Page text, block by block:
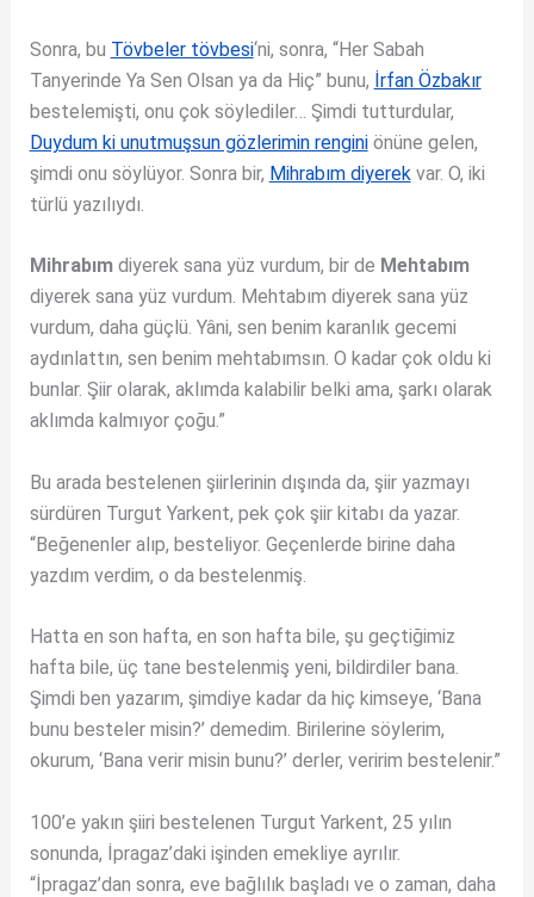
Sonra, bu Tövbeler tövbesi‘ni, sonra, “Her Sabah
Tanyerinde Ya Sen Olsan ya da Hiç” bunu, İrfan Özbakır
bestelemişti, onu çok söylediler… Şimdi tutturdular,
Duydum ki unutmuşsun gözlerimin renginiönüne gelen,
şimdi onu söylüyor. Sonra bir, Mihrabım diyerek var. O, iki
türlü yazılıydı.
Mihrabımdiyerek sana yüz vurdum, bir de Mehtabım
diyerek sana yüz vurdum. Mehtabım diyerek sana yüz
vurdum, daha güçlü. Yâni, sen benim karanlık gecemi
aydınlattın, sen benim mehtabımsın. O kadar çok oldu ki
bunlar. Şiir olarak, aklımda kalabilir belki ama, şarkı olarak
aklımda kalmıyor çoğu.”
Bu arada bestelenen şiirlerinin dışında da, şiir yazmayı
sürdüren Turgut Yarkent, pek çok şiir kitabı da yazar.
“Beğenenler alıp, besteliyor. Geçenlerde birine daha
yazdım verdim, o da bestelenmiş.
Hatta en son hafta, en son hafta bile, şu geçtiğimiz
hafta bile, üç tane bestelenmiş yeni, bildirdiler bana.
Şimdi ben yazarım, şimdiye kadar da hiç kimseye, ‘Bana
bunu besteler misin?’ demedim. Birilerine söylerim,
okurum, ‘Bana verir misin bunu?’ derler, veririm bestelenir.”
100’e yakın şiiri bestelenen Turgut Yarkent, 25 yılın
sonunda, İpragaz’daki işinden emekliye ayrılır.
“İpragaz’dan sonra, eve bağlılık başladı ve o zaman, daha